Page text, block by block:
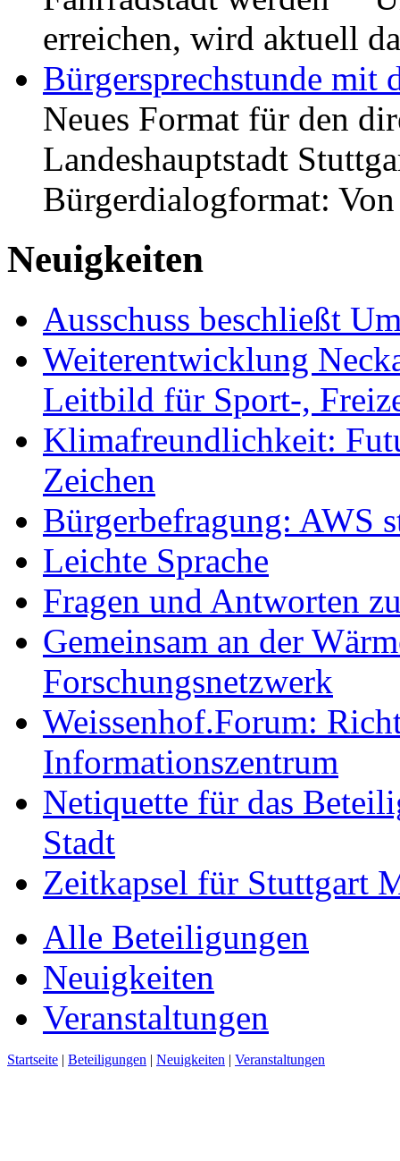
erreichen, wird aktuell
Bürgersprechstunde mit
Neues Format für den
Landeshauptstadt
Bürgerdialogformat:
Neuigkeiten
Ausschuss beschließt
Weiterentwicklung
Leitbild für Sport-,
Klimafreundlichkeit:
Zeichen
Bürgerbefragung: AWS
Leichte Sprache
Fragen und Antworten
Gemeinsam an der
Forschungsnetzwerk
Weissenhof.Forum:
Informationszentrum
Netiquette für das
Stadt
Zeitkapsel für Stuttgart
Alle Beteiligungen
Neuigkeiten
Veranstaltungen
Startseite | Beteiligungen | Neuigkeiten | Veranstaltungen